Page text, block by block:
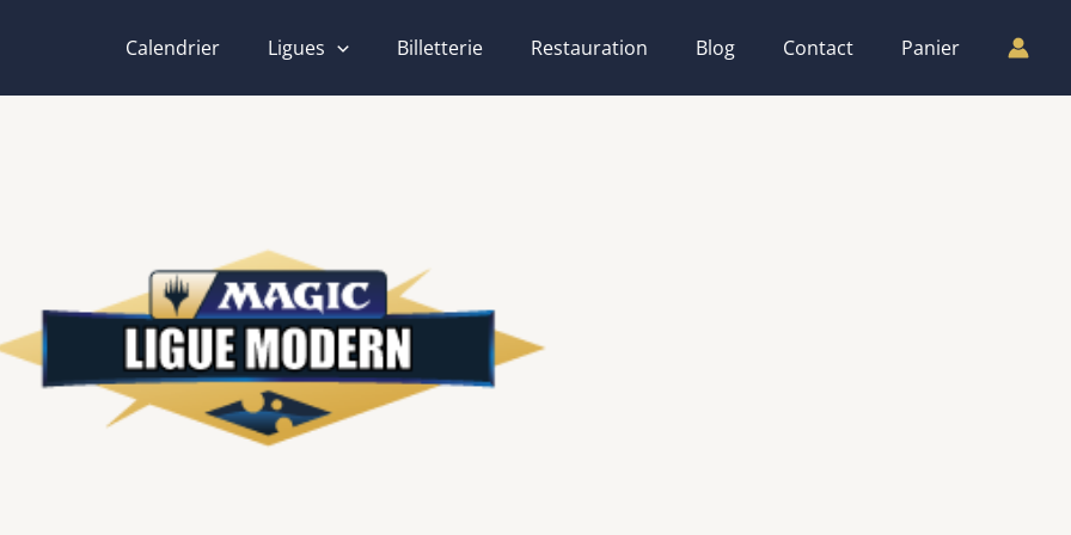
Calendrier Ligues Billetterie Restauration Blog Contact Panier